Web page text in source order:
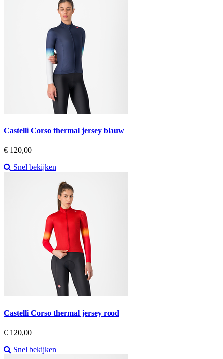
Castelli Corso thermal jersey blauw
Prijs
€ 120,00
Snel bekijken
Castelli Corso thermal jersey rood
Prijs
€ 120,00
Snel bekijken